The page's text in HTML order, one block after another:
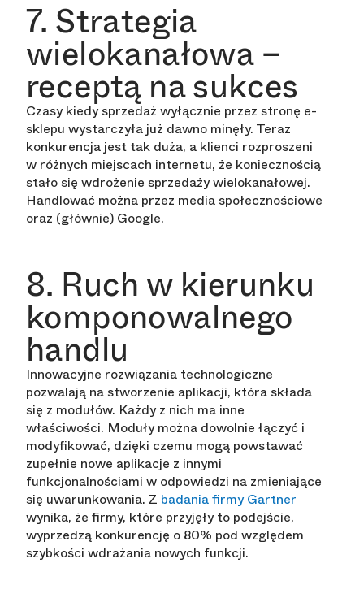
7. Strategia
wielokanałowa –
receptą na sukces
Czasy kiedy sprzedaż wyłącznie przez stronę e-
sklepu wystarczyła już dawno minęły. Teraz
konkurencja jest tak duża, a klienci rozproszeni
w różnych miejscach internetu, że koniecznością
stało się wdrożenie sprzedaży wielokanałowej.
Handlować można przez media społecznościowe
oraz (głównie) Google.
8. Ruch w kierunku
komponowalnego
handlu
Innowacyjne rozwiązania technologiczne
pozwalają na stworzenie aplikacji, która składa
się z modułów. Każdy z nich ma inne
właściwości. Moduły można dowolnie łączyć i
modyfikować, dzięki czemu mogą powstawać
zupełnie nowe aplikacje z innymi
funkcjonalnościami w odpowiedzi na zmieniające
się uwarunkowania. Z badania firmy Gartner
wynika, że firmy, które przyjęły to podejście,
wyprzedzą konkurencję o 80% pod względem
szybkości wdrażania nowych funkcji.